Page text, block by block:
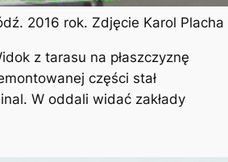
2016 rok. Zdjęcie Karol
z tarasu na płaszczyznę
części stał
W oddali widać zakłady